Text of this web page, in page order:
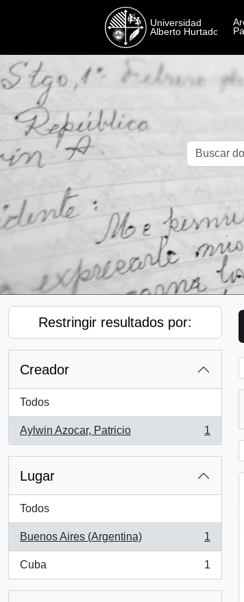
Restringir resultados por:
Creador
Todos
Aylwin Azocar, Patricio
, 1 resultados
1
Lugar
Todos
Buenos Aires (Argentina)
, 1 resultados
1
Cuba
, 1 resultados
1